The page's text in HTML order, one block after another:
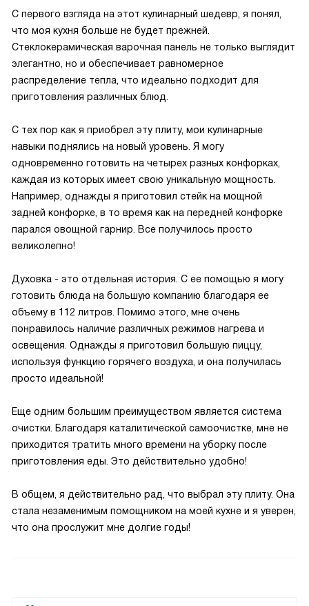
С первого взгляда на этот кулинарный шедевр, я понял,
что моя кухня больше не будет прежней.
Стеклокерамическая варочная панель не только выглядит
элегантно, но и обеспечивает равномерное
распределение тепла, что идеально подходит для
приготовления различных блюд.
С тех пор как я приобрел эту плиту, мои кулинарные
навыки поднялись на новый уровень. Я могу
одновременно готовить на четырех разных конфорках,
каждая из которых имеет свою уникальную мощность.
Например, однажды я приготовил стейк на мощной
задней конфорке, в то время как на передней конфорке
парался овощной гарнир. Все получилось просто
великолепно!
Духовка - это отдельная история. С ее помощью я могу
готовить блюда на большую компанию благодаря ее
объему в 112 литров. Помимо этого, мне очень
понравилось наличие различных режимов нагрева и
освещения. Однажды я приготовил большую пиццу,
используя функцию горячего воздуха, и она получилась
просто идеальной!
Еще одним большим преимуществом является система
очистки. Благодаря каталитической самоочистке, мне не
приходится тратить много времени на уборку после
приготовления еды. Это действительно удобно!
В общем, я действительно рад, что выбрал эту плиту. Она
стала незаменимым помощником на моей кухне и я уверен,
что она прослужит мне долгие годы!